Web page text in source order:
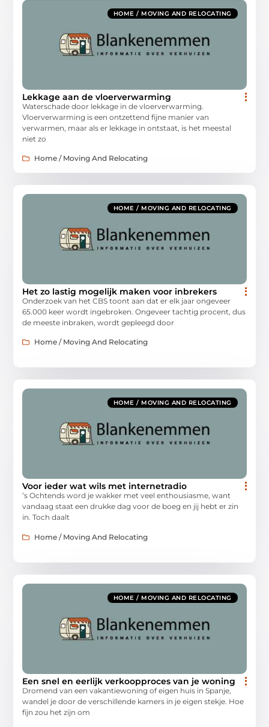
HOME / MOVING AND RELOCATING
Lekkage aan de vloerverwarming
Waterschade door lekkage in de vloerverwarming.
Vloerverwarming is een ontzettend fijne manier van
verwarmen, maar als er lekkage in ontstaat, is het meestal
niet zo
Home / Moving And Relocating
HOME / MOVING AND RELOCATING
Het zo lastig mogelijk maken voor inbrekers
Onderzoek van het CBS toont aan dat er elk jaar ongeveer
65.000 keer wordt ingebroken. Ongeveer tachtig procent, dus
de meeste inbraken, wordt gepleegd door
Home / Moving And Relocating
HOME / MOVING AND RELOCATING
Voor ieder wat wils met internetradio
’s Ochtends word je wakker met veel enthousiasme, want
vandaag staat een drukke dag voor de boeg en jij hebt er zin
in. Toch daalt
Home / Moving And Relocating
HOME / MOVING AND RELOCATING
Een snel en eerlijk verkoopproces van je woning
Dromend van een vakantiewoning of eigen huis in Spanje,
wandel je door de verschillende kamers in je eigen stekje. Hoe
fijn zou het zijn om